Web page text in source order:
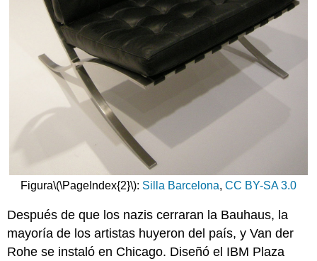
Figura\(\PageIndex{2}\): Silla Barcelona, CC BY-SA 3.0
Después de que los nazis cerraran la Bauhaus, la
mayoría de los artistas huyeron del país, y Van der
Rohe se instaló en Chicago. Diseñó el IBM Plaza